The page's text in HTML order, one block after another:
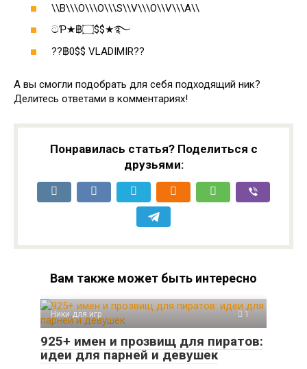
\\B\\\O\\\O\\\S\\V\\\O\\V\\\A\\
ටƤ★฿۝$$★࿐
??฿0$$ VLADIMIR??
А вы смогли подобрать для себя подходящий ник?
Делитесь ответами в комментариях!
Понравилась статья? Поделиться с
друзьями:
Вам также может быть интересно
Ники для игр 1
925+ имен и прозвищ для пиратов:
идеи для парней и девушек